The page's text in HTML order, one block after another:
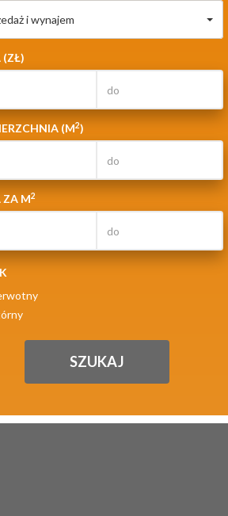
i wynajem
(ZŁ)
(M2)
ZA M2